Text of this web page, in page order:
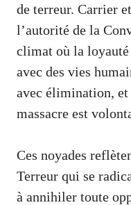
de terreur. Carrier
l’autorité de la
climat où la loyauté
avec des vies
avec élimination,
massacre est
Ces noyades
Terreur qui se
à annihiler toute